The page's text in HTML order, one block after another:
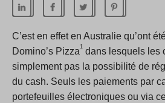
C’est en effet en Australie qu’ont
Domino’s Pizza 1 dans lesquels les
simplement pas la possibilité de
du cash. Seuls les paiements par
portefeuilles électroniques ou via